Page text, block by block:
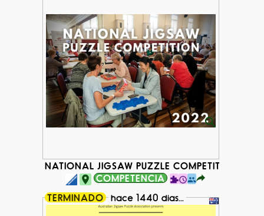
NATIONAL JIGSAW PUZZLE COMPETITION
COMPETENCIA
TERMINADO
hace 1440 dias...